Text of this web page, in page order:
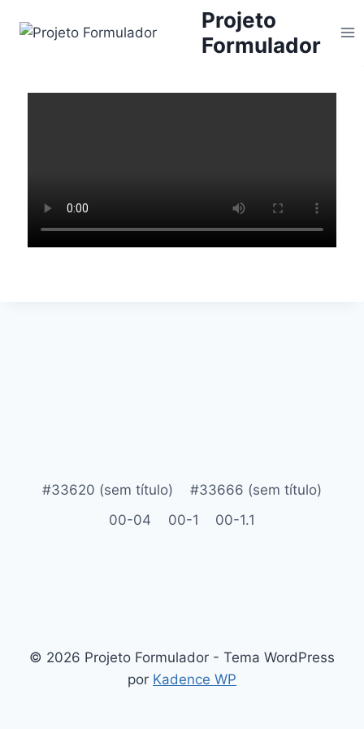
Projeto
Formulador
#33620 (sem título)
#33666 (sem título)
00-04
00-1 00-1.1
© 2026 Projeto Formulador - Tema WordPress
por Kadence WP